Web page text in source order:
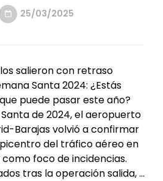
25/03/2025
salieron con retraso
Santa 2024: ¿Estás
puede pasar este año?
de 2024, el aeropuerto
Barajas volvió a confirmar
del tráfico aéreo en
foco de incidencias.
tras la operación salida, …